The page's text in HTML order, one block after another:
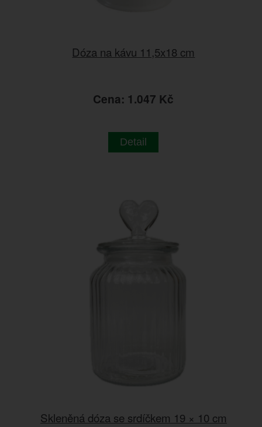
Dóza na kávu 11,5x18 cm
Cena: 1.047 Kč
Detail
Skleněná dóza se srdíčkem 19 × 10 cm